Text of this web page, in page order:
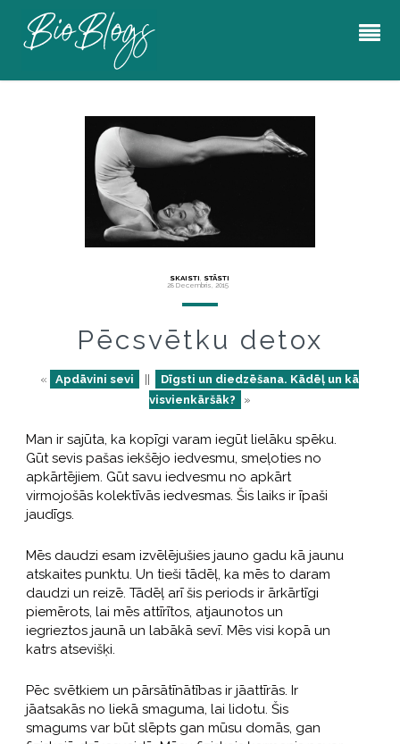
SKAISTI, STĀSTI
28 Decembris, 2015
Pēcsvētku detox
« Apdāvini sevi
Dīgsti un diedzēšana. Kādēļ un kā
visvienkāršāk?
»
Man ir sajūta, ka kopīgi varam iegūt lielāku spēku.
Gūt sevis pašas iekšējo iedvesmu, smeļoties no
apkārtējiem. Gūt savu iedvesmu no apkārt
virmojošās kolektīvās iedvesmas. Šis laiks ir īpaši
jaudīgs.
Mēs daudzi esam izvēlējušies jauno gadu kā jaunu
atskaites punktu. Un tieši tādēļ, ka mēs to daram
daudzi un reizē. Tādēļ arī šis periods ir ārkārtīgi
piemērots, lai mēs attīrītos, atjaunotos un
iegrieztos jaunā un labākā sevī. Mēs visi kopā un
katrs atsevišķi.
Pēc svētkiem un pārsātīnātības ir jāattīrās. Ir
jāatsakās no liekā smaguma, lai lidotu. Šis
smagums var būt slēpts gan mūsu domās, gan